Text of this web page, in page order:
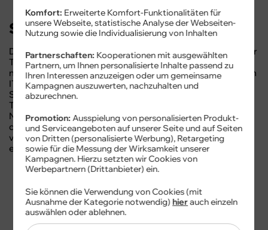
Sicher ist sicher!
Die Zertifizierung „TÜV geprüftes Onlineportal“ vergibt der
TÜV Saarland auf Basis der Grundsätze zur IT-Sicherheit
nach dem aktuellen Stand der Technik in Anlehnung an den
IT-Grundschutz des deutschen Bundesamtes für
Sicherheit in der Informationstechnik (BSI). Es steht für
Transparenz, Datenschutz, Rechtskonformität und
Nutzerfreundlichkeit. Ferner unterstreicht das Zertifikat,
dass der Betreiber alle gesetzlichen Anforderungen
vollumfänglich erfüllt. Unser TÜV Zertifikat können Sie mit
einemKlickeinsehen.
Komfort: Erweiterte Komfort-Funktionalitäten für
unsere Webseite, statistische Analyse der Webseiten-
Nutzung sowie die Individualisierung von Inhalten
Partnerschaften: Kooperationen mit ausgewählten
Partnern, um Ihnen personalisierte Inhalte passend zu
Ihren Interessen anzuzeigen oder um gemeinsame
Kampagnen auszuwerten, nachzuhalten und
abzurechnen.
Promotion: Ausspielung von personalisierten Produkt-
und Serviceangeboten auf unserer Seite und auf Seiten
von Dritten (personalisierte Werbung), Retargeting
sowie für die Messung der Wirksamkeit unserer
Kampagnen. Hierzu setzten wir Cookies von
Werbepartnern (Drittanbieter) ein.
Sie können die Verwendung von Cookies (mit
Ausnahme der Kategorie notwendig)hierauch einzeln
auswählen oder ablehnen.